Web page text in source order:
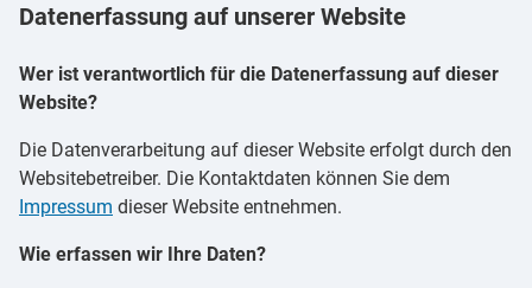
Datenerfassung auf unserer Website
Wer ist verantwortlich für die Datenerfassung auf dieser
Website?
Die Datenverarbeitung auf dieser Website erfolgt durch den
Websitebetreiber. Die Kontaktdaten können Sie dem
Impressum dieser Website entnehmen.
Wie erfassen wir Ihre Daten?